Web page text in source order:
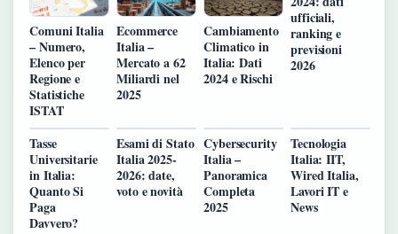
Comuni Italia
– Numero,
Elenco per
Regione e
Statistiche
ISTAT
Ecommerce
Italia –
Mercato a 62
Miliardi nel
2025
Cambiamento
Climatico in
Italia: Dati
2024 e Rischi
ufficiali,
ranking e
previsioni
2026
Tasse
Universitarie
in Italia:
Quanto Si
Paga
Davvero?
Esami di Stato
Italia 2025-
2026: date,
voto e novità
Cybersecurity
Italia –
Panoramica
Completa
2025
Tecnologia
Italia: IIT,
Wired Italia,
Lavori IT e
News